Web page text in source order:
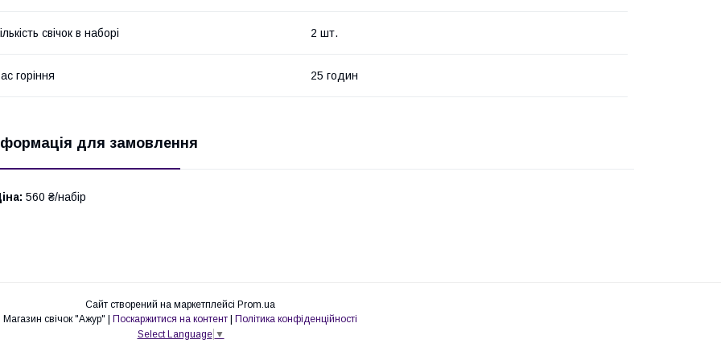
свічок в наборі 2 шт.
горіння 25 годин
для замовлення
560 ₴/набір
Сайт створений на маркетплейсі Prom.ua
Магазин свічок "Ажур" | Поскаржитися на контент | Політика конфіденційності
Select Language ▼